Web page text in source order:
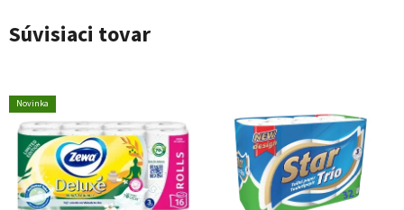
Súvisiaci tovar
Novinka